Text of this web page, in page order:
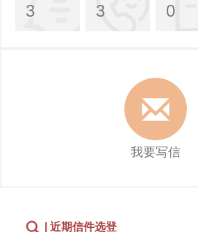
3 3 0
我要写信
| 近期信件选登